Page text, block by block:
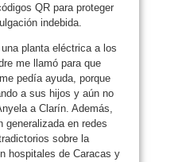
QR para proteger
indebida.
planta eléctrica a los
me llamó para que
pedía ayuda, porque
a sus hijos y aún no
a Clarín. Además,
generalizada en redes
sobre la
hospitales de Caracas y